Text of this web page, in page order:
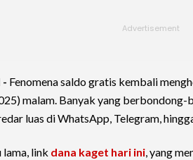
- Fenomena saldo gratis kembali
malam. Banyak yang berbondong-
luas di WhatsApp, Telegram,
link dana kaget hari ini, yang